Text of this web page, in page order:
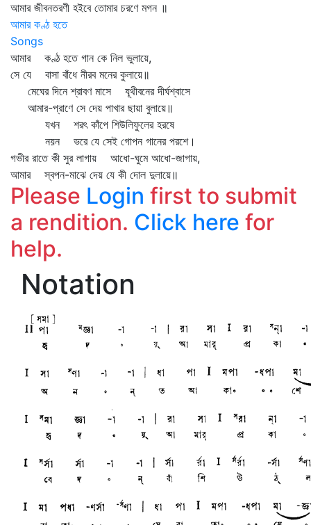
আমার জীবনতরণী হইবে তোমার চরণে মগন ॥
আমার কণ্ঠ হতে
Songs
আমার কণ্ঠ হতে গান কে নিল ভুলায়ে,
সে যে বাসা বাঁধে নীরব মনের কুলায়ে॥
মেঘের দিনে শ্রাবণ মাসে যূথীবনের দীর্ঘশ্বাসে
আমার-প্রাণে সে দেয় পাখার ছায়া বুলায়ে॥
যখন শরৎ কাঁপে শিউলিফুলের হরষে
নয়ন ভরে যে সেই গোপন গানের পরশে।
গভীর রাতে কী সুর লাগায় আধো-ঘুমে আধো-জাগায়,
আমার স্বপন-মাঝে দেয় যে কী দোল দুলায়ে॥
Please Login first to submit
a rendition. Click here for
help.
Notation